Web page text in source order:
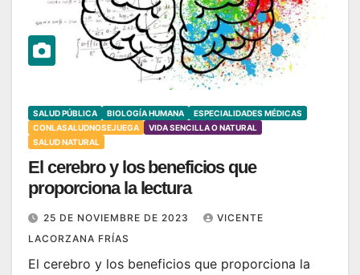
SALUD PÚBLICA BIOLOGÍA HUMANA
ESPECIALIDADES MÉDICAS
CONLASALUDNOSEJUEGA
VIDA SENCILLA O NATURAL
SALUD NATURAL
El cerebro y los beneficios que
proporciona la lectura
25 DE NOVIEMBRE DE 2023
VICENTE
LACORZANA FRÍAS
El cerebro y los beneficios que proporciona la